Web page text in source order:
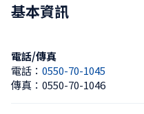
基本資訊
電話/傳真
電話： 0550-70-1045
傳真： 0550-70-1046